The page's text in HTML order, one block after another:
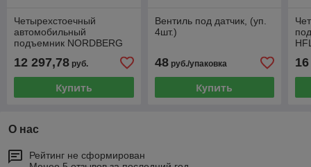
Четырехстоечный
автомобильный
подъемник NORDBERG
12 297,78 руб.
Купить
Вентиль под датчик, (уп.
4шт.)
48руб./упаковка
Купить
О нас
Рейтинг не сформирован